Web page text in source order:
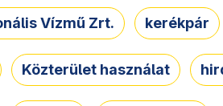
Vízmű Zrt. kerékpár
Közterület használat